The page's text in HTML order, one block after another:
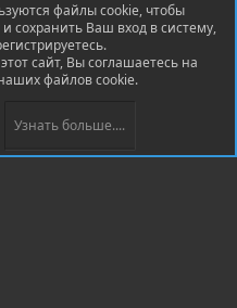
2010-2026 XenForo Ltd.
8WAYRUN
файлы cookie, чтобы
сохранить Ваш вход в систему,
сайт, Вы соглашаетесь на
файлов cookie.
Узнать больше....